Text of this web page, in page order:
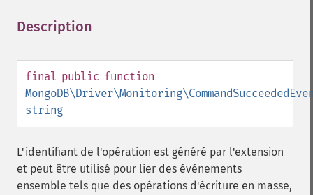
Description
final public function
string
L'identifiant de l'opération est généré par l'extension
et peut être utilisé pour lier des événements
ensemble tels que des opérations d'écriture en masse,